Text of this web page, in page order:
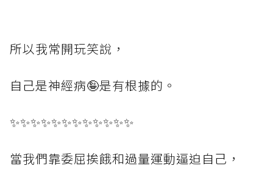
所以我常開玩笑說，
自己是神經病🤪是有根據的。
✨✨✨✨✨✨✨✨✨✨✨✨
當我們靠委屈挨餓和過量運動逼迫自己，